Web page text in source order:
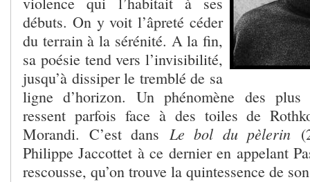
débuts. On y voit l’âpreté céder
du terrain à la sérénité. A la fin,
sa poésie tend vers l’invisibilité,
jusqu’à dissiper le tremblé de sa
ligne d’horizon. Un phénomène des plus
ressent parfois face à des toiles de
Morandi. C’est dans Le bol du pèlerin
Philippe Jaccottet à ce dernier en appelant
rescousse, qu’on trouve la quintessence de